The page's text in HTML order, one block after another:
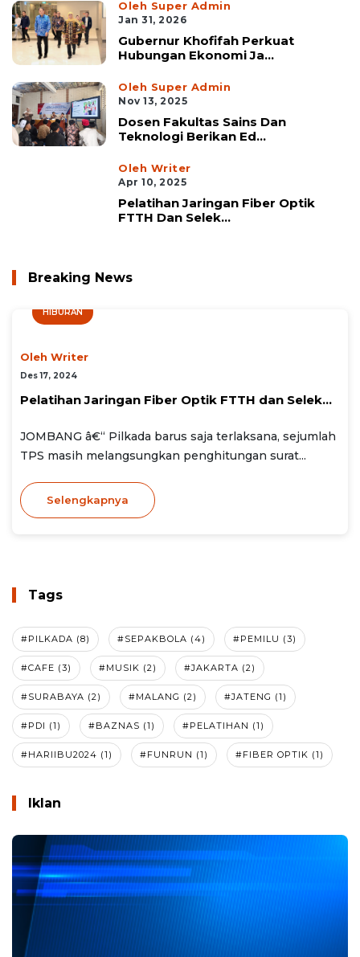
Oleh Super Admin
Jan 31, 2026
Gubernur Khofifah Perkuat
Hubungan Ekonomi Ja...
Oleh Super Admin
Nov 13, 2025
Dosen Fakultas Sains Dan
Teknologi Berikan Ed...
Oleh Writer
Apr 10, 2025
Pelatihan Jaringan Fiber Optik
FTTH Dan Selek...
Breaking News
HIBURAN
Oleh Writer
Des 17, 2024
Pelatihan Jaringan Fiber Optik FTTH dan Selek...
JOMBANG â€“ Pilkada barus saja terlaksana, sejumlah
TPS masih melangsungkan penghitungan surat...
Selengkapnya
Tags
#PILKADA (8) #SEPAKBOLA (4) #PEMILU (3)
#CAFE (3) #MUSIK (2) #JAKARTA (2)
#SURABAYA (2) #MALANG (2) #JATENG (1)
#PDI (1) #BAZNAS (1) #PELATIHAN (1)
#HARIIBU2024 (1) #FUNRUN (1) #FIBER OPTIK (1)
Iklan